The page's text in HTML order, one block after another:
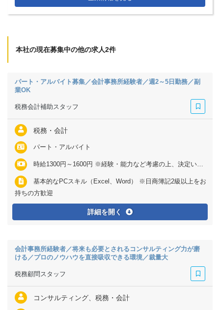
本社の現在募集中の他の求人2件
パート・アルバイト募集／会計事務所経験者／週2～5日勤務／副
業OK
税務会計補助スタッフ
税務・会計
パート・アルバイト
時給1300円～1600円 ※経験・能力など考慮の上、決定いたします
基本的なPCスキル（Excel、Word） ※日商簿記2級以上をお
持ちの方歓迎
詳細を開く
会計事務所経験者／将来も必要とされるコンサルティング力が磨
ける／プロのノウハウを直接吸収できる環境／裁量大
税務顧問スタッフ
コンサルティング、税務・会計